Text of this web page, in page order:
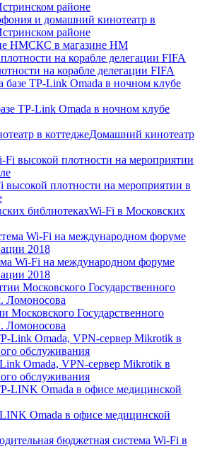
и домашний кинотеатр в
районе
СКС в магазине HM
на корабле делегации FIFA
TP-Link Omada в ночном клубе
Домашний кинотеатр
плотности на мероприятии в
Wi-Fi в Московских
Wi-Fi на международном форуме
2018
Государственного
Ломоносова
Omada, VPN-сервер Mikrotik в
обслуживания
Omada в офисе медицинской